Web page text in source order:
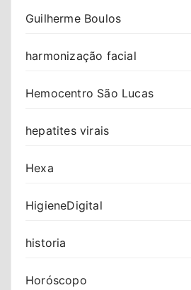
Guilherme Boulos
harmonização facial
Hemocentro São Lucas
hepatites virais
Hexa
HigieneDigital
historia
Horóscopo